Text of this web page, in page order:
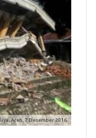
Aceh, 7 Desember 2016.